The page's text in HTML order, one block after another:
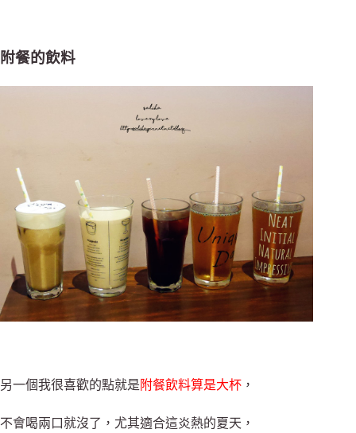
附餐的飲料
另一個我很喜歡的點就是 附餐飲料算是大杯 ，
不會喝兩口就沒了，尤其適合這炎熱的夏天，